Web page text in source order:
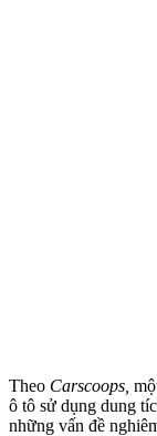
Theo Carscoops,
ô tô sử dụng dung
những vấn đề